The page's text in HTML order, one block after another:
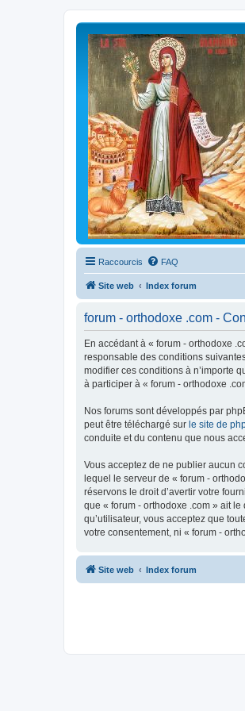
Raccourcis FAQ
Site web Index forum
forum - orthodoxe .com -
En accédant à « forum - orthodoxe
responsable des conditions
modifier ces conditions à n’importe
à participer à « forum - orthodoxe
Nos forums sont développés par
peut être téléchargé sur le site de
conduite et du contenu que nous
Vous acceptez de ne publier aucun
lequel le serveur de « forum -
réservons le droit d’avertir votre
que « forum - orthodoxe .com » ait
qu’utilisateur, vous acceptez que
votre consentement, ni « forum -
Site web Index forum